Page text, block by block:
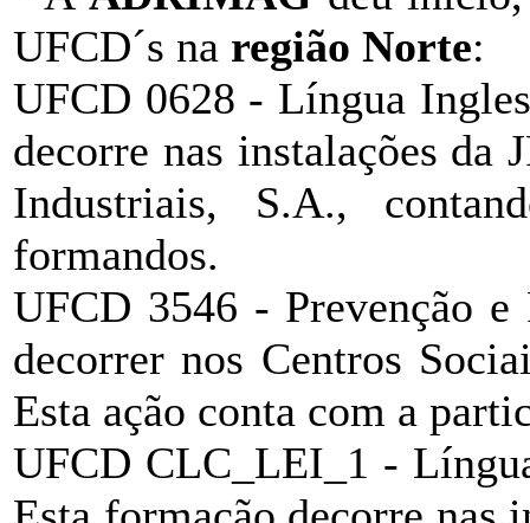
UFCD´s na região Norte:
UFCD 0628 - Língua
decorre nas instalações da
Industriais, S.A.,
formandos.
UFCD 3546 - Prevenção
decorrer nos Centros
Esta ação conta com a
UFCD CLC_LEI_1 -